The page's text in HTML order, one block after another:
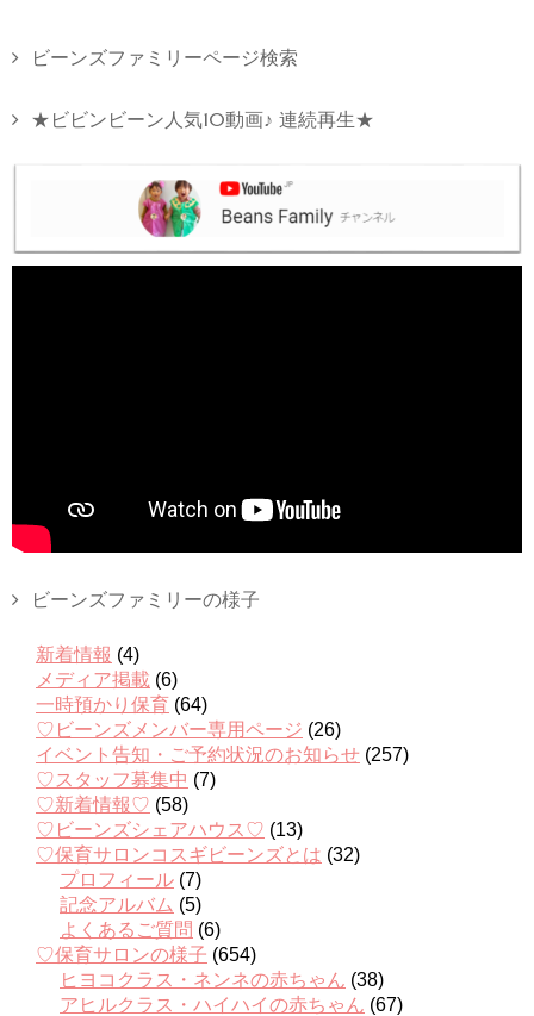
ビーンズファミリーページ検索
★ビビンビーン人気10動画♪ 連続再生★
ビーンズファミリーの様子
新着情報 (4)
メディア掲載 (6)
一時預かり保育 (64)
♡ビーンズメンバー専用ページ (26)
イベント告知・ご予約状況のお知らせ (257)
♡スタッフ募集中 (7)
♡新着情報♡ (58)
♡ビーンズシェアハウス♡ (13)
♡保育サロンコスギビーンズとは (32)
プロフィール (7)
記念アルバム (5)
よくあるご質問 (6)
♡保育サロンの様子 (654)
ヒヨコクラス・ネンネの赤ちゃん (38)
アヒルクラス・ハイハイの赤ちゃん (67)